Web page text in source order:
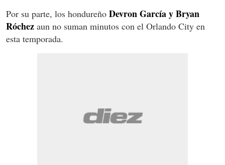
Por su parte, los hondureño Devron García y Bryan
Róchez aun no suman minutos con el Orlando City en
esta temporada.